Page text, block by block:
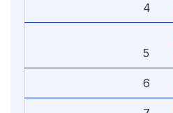
4
5
6